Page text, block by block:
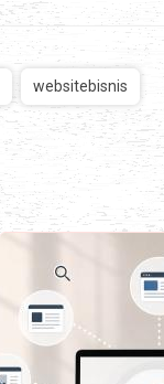
websitebisnis